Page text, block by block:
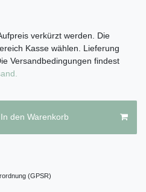
verkürzt werden. Die
Kasse wählen. Lieferung
Versandbedingungen findest
In den Warenkorb
(GPSR)